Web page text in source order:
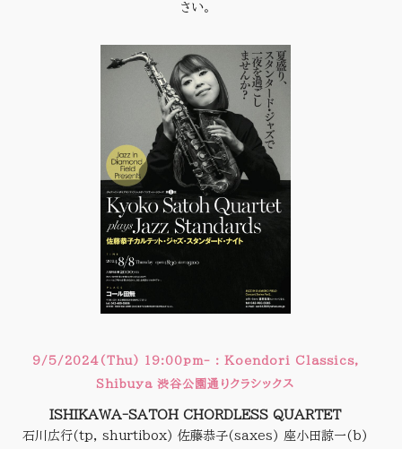
さい。
9/5/2024(Thu) 19:00pm- : Koendori Classics,
Shibuya 渋谷公園通りクラシックス
ISHIKAWA-SATOH CHORDLESS QUARTET
石川広行(tp, shurtibox) 佐藤恭子(saxes) 座小田諒一(b)